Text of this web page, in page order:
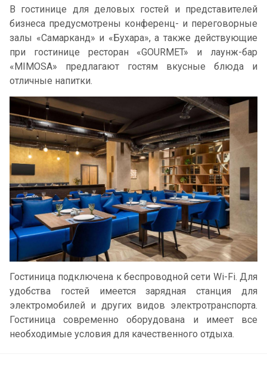
В гостинице для деловых гостей и представителей
бизнеса предусмотрены конференц- и переговорные
залы «Самарканд» и «Бухара», а также действующие
при гостинице ресторан «GOURMET» и лаунж-бар
«MIMOSA» предлагают гостям вкусные блюда и
отличные напитки.
Гостиница подключена к беспроводной сети Wi-Fi. Для
удобства гостей имеется зарядная станция для
электромобилей и других видов электротранспорта.
Гостиница современно оборудована и имеет все
необходимые условия для качественного отдыха.